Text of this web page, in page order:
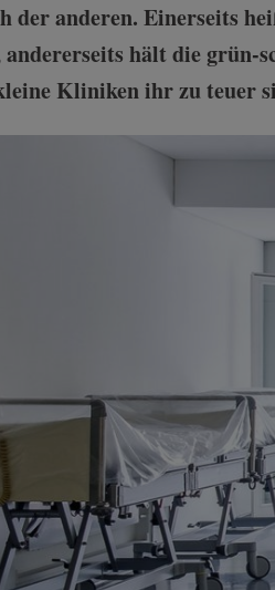
der anderen. Einerseits
hält die grün-
Kliniken ihr zu teuer